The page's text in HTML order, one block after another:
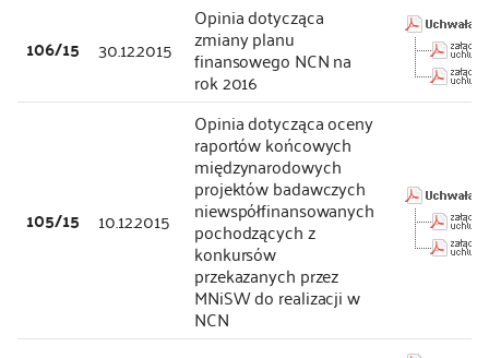
106/15 30.12.2015
Opinia dotycząca
zmiany planu
finansowego NCN na
rok 2016
105/15 10.12.2015
Opinia dotycząca oceny
raportów końcowych
międzynarodowych
projektów badawczych
niewspółfinansowanych
pochodzących z
konkursów
przekazanych przez
MNiSW do realizacji w
NCN